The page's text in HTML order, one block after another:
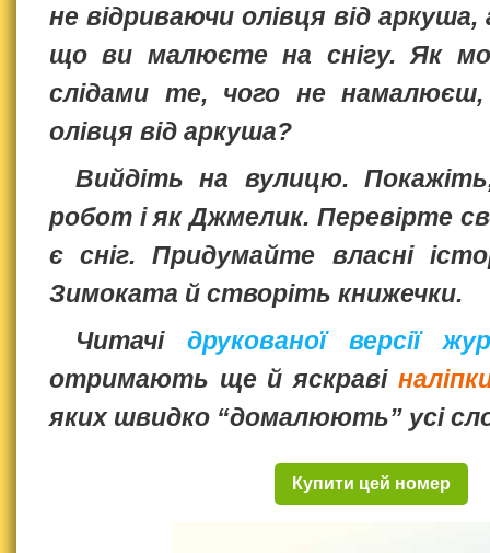
не відриваючи олівця від аркуша,
що ви малюєте на снігу. Як
слідами те, чого не намалюєш,
олівця від аркуша?
Вийдіть на вулицю.
робот і як Джмелик. Перевірте
є сніг. Придумайте власні
Зимоката й створіть книжечки.
Читачі друкованої версії
отримають ще й яскраві
яких швидко “домалюють” усі
Купити цей номер